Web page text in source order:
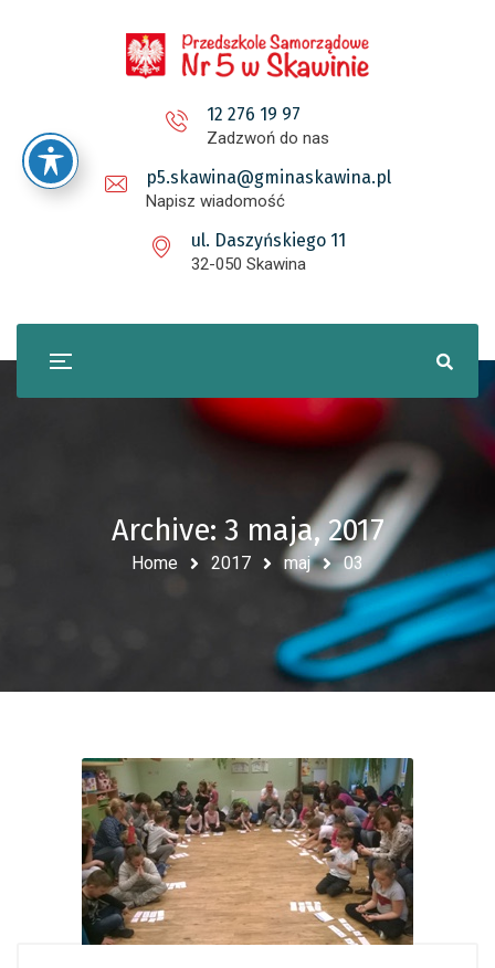
12 276 19 97
Zadzwoń do nas
p5.skawina@gminaskawina.pl
Napisz wiadomość
ul. Daszyńskiego 11
32-050 Skawina
Archive: 3 maja, 2017
Home 2017 maj 03